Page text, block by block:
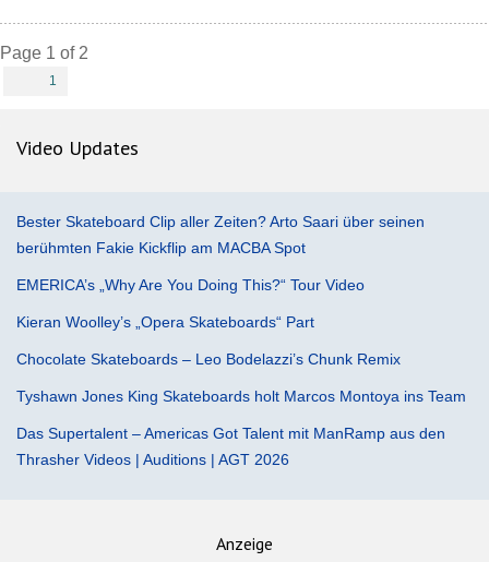
Page 1 of 2
1
Video Updates
Bester Skateboard Clip aller Zeiten? Arto Saari über seinen
berühmten Fakie Kickflip am MACBA Spot
EMERICA’s „Why Are You Doing This?“ Tour Video
Kieran Woolley’s „Opera Skateboards“ Part
Chocolate Skateboards – Leo Bodelazzi’s Chunk Remix
Tyshawn Jones King Skateboards holt Marcos Montoya ins Team
Das Supertalent – Americas Got Talent mit ManRamp aus den
Thrasher Videos | Auditions | AGT 2026
Anzeige